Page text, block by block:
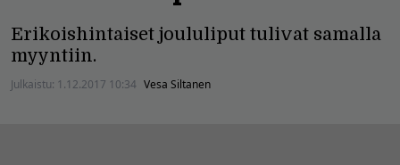
Erikoishintaiset joululiput tulivat samalla
myyntiin.
Julkaistu: 1.12.2017 10:34 Vesa Siltanen